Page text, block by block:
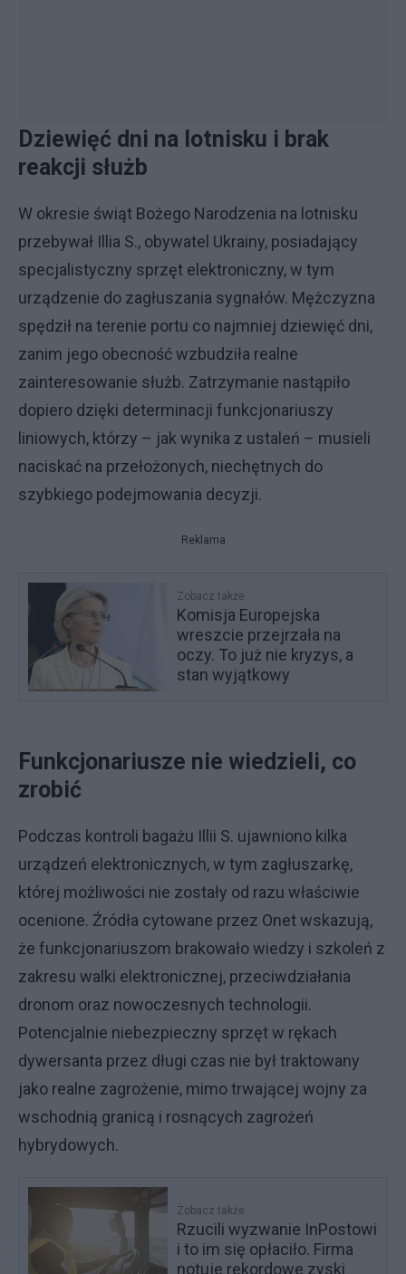
Dziewięć dni na lotnisku i brak
reakcji służb
W okresie świąt Bożego Narodzenia na lotnisku
przebywał Illia S., obywatel Ukrainy, posiadający
specjalistyczny sprzęt elektroniczny, w tym
urządzenie do zagłuszania sygnałów. Mężczyzna
spędził na terenie portu co najmniej dziewięć dni,
zanim jego obecność wzbudziła realne
zainteresowanie służb. Zatrzymanie nastąpiło
dopiero dzięki determinacji funkcjonariuszy
liniowych, którzy – jak wynika z ustaleń – musieli
naciskać na przełożonych, niechętnych do
szybkiego podejmowania decyzji.
Reklama
Zobacz także
Komisja Europejska
wreszcie przejrzała na
oczy. To już nie kryzys, a
stan wyjątkowy
Funkcjonariusze nie wiedzieli, co
zrobić
Podczas kontroli bagażu Illii S. ujawniono kilka
urządzeń elektronicznych, w tym zagłuszarkę,
której możliwości nie zostały od razu właściwie
ocenione. Źródła cytowane przez Onet wskazują,
że funkcjonariuszom brakowało wiedzy i szkoleń z
zakresu walki elektronicznej, przeciwdziałania
dronom oraz nowoczesnych technologii.
Potencjalnie niebezpieczny sprzęt w rękach
dywersanta przez długi czas nie był traktowany
jako realne zagrożenie, mimo trwającej wojny za
wschodnią granicą i rosnących zagrożeń
hybrydowych.
Zobacz także
Rzucili wyzwanie InPostowi
i to im się opłaciło. Firma
notuje rekordowe zyski